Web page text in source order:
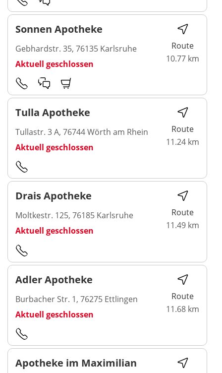
Sonnen Apotheke
Gebhardstr. 35, 76135 Karlsruhe
Aktuell geschlossen
Route
10.77 km
Tulla Apotheke
Tullastr. 3 A, 76744 Wörth am Rhein
Aktuell geschlossen
Route
11.24 km
Drais Apotheke
Moltkestr. 125, 76185 Karlsruhe
Aktuell geschlossen
Route
11.49 km
Adler Apotheke
Burbacher Str. 1, 76275 Ettlingen
Aktuell geschlossen
Route
11.68 km
Apotheke im Maximilian